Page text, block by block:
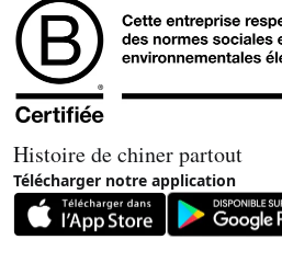
Histoire de chiner partout
Télécharger notre application